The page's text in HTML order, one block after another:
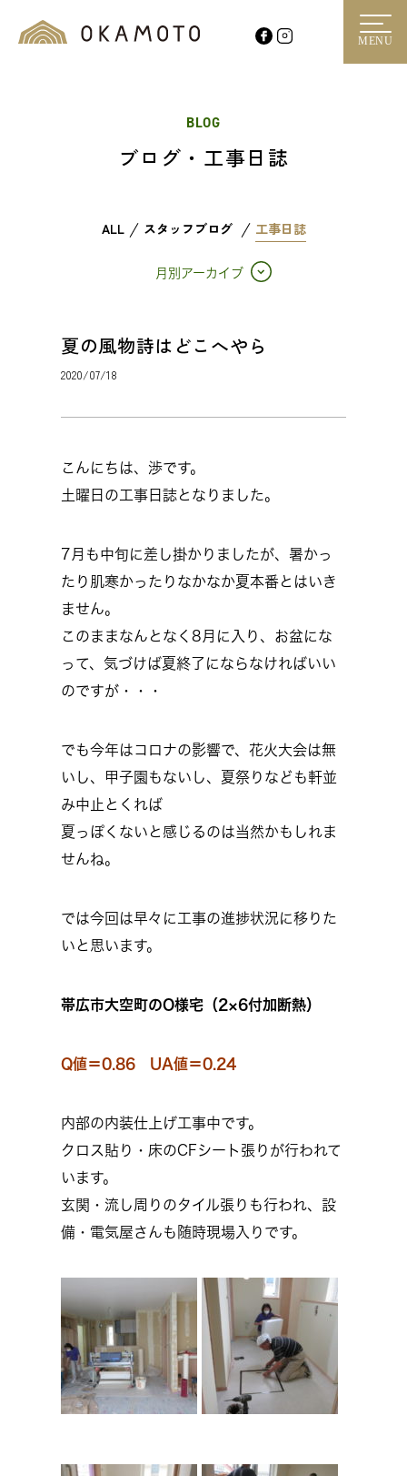
MENU
BLOG
ブログ・工事日誌
ALL スタッフブログ 工事日誌
月別アーカイブ
夏の風物詩はどこへやら
2020/07/18
こんにちは、渉です。
土曜日の工事日誌となりました。
7月も中旬に差し掛かりましたが、暑かっ
たり肌寒かったりなかなか夏本番とはいき
ません。
このままなんとなく8月に入り、お盆にな
って、気づけば夏終了にならなければいい
のですが・・・
でも今年はコロナの影響で、花火大会は無
いし、甲子園もないし、夏祭りなども軒並
み中止とくれば
夏っぽくないと感じるのは当然かもしれま
せんね。
では今回は早々に工事の進捗状況に移りた
いと思います。
帯広市大空町のO様宅（2×6付加断熱）
Q値＝0.86 UA値＝0.24
内部の内装仕上げ工事中です。
クロス貼り・床のCFシート張りが行われて
います。
玄関・流し周りのタイル張りも行われ、設
備・電気屋さんも随時現場入りです。